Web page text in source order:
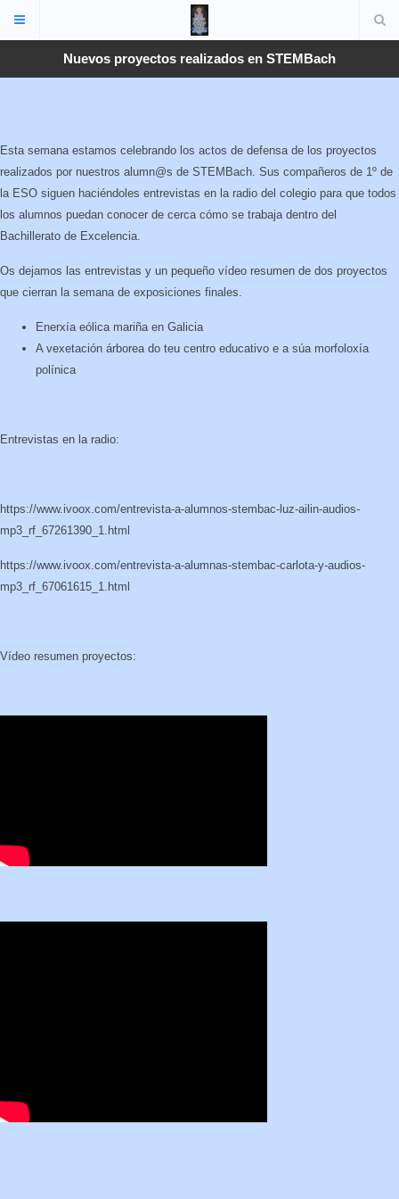
Nuevos proyectos realizados en STEMBach
Esta semana estamos celebrando los actos de defensa de los proyectos
realizados por nuestros alumn@s de STEMBach. Sus compañeros de 1º de
la ESO siguen haciéndoles entrevistas en la radio del colegio para que todos
los alumnos puedan conocer de cerca cómo se trabaja dentro del
Bachillerato de Excelencia.
Os dejamos las entrevistas y un pequeño vídeo resumen de dos proyectos
que cierran la semana de exposiciones finales.
Enerxía eólica mariña en Galicia
A vexetación árborea do teu centro educativo e a súa morfoloxía
polínica
Entrevistas en la radio:
https://www.ivoox.com/entrevista-a-alumnos-stembac-luz-ailin-audios-
mp3_rf_67261390_1.html
https://www.ivoox.com/entrevista-a-alumnas-stembac-carlota-y-audios-
mp3_rf_67061615_1.html
Vídeo resumen proyectos: